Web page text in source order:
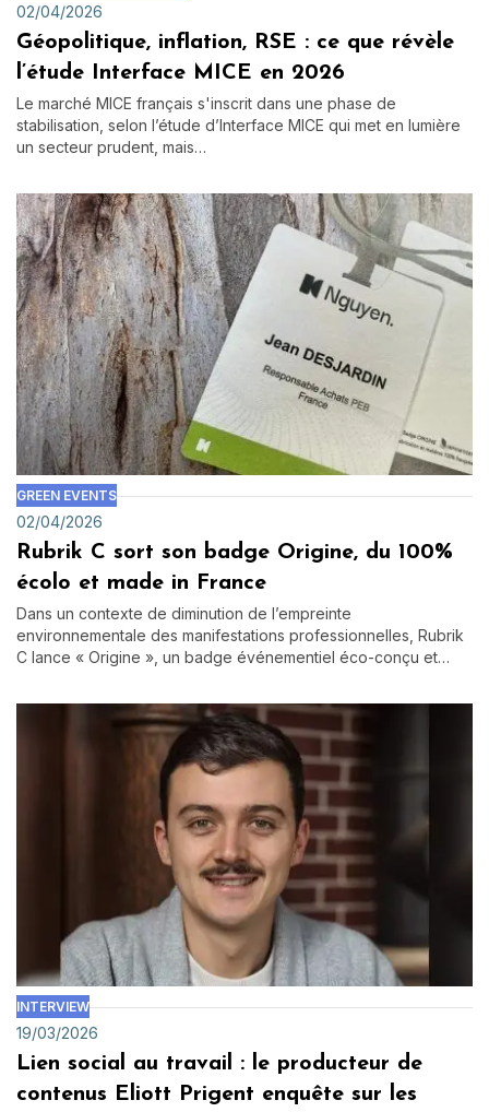
02/04/2026
Géopolitique, inflation, RSE : ce que révèle
l’étude Interface MICE en 2026
Le marché MICE français s'inscrit dans une phase de
stabilisation, selon l’étude d’Interface MICE qui met en lumière
un secteur prudent, mais…
GREEN EVENTS
02/04/2026
Rubrik C sort son badge Origine, du 100%
écolo et made in France
Dans un contexte de diminution de l’empreinte
environnementale des manifestations professionnelles, Rubrik
C lance « Origine », un badge événementiel éco-conçu et…
INTERVIEW
19/03/2026
Lien social au travail : le producteur de
contenus Eliott Prigent enquête sur les